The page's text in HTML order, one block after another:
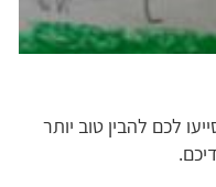
לכם להבין טוב יותר